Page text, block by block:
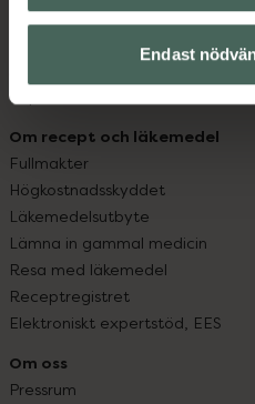
Endast
Kundklubb
Köpvillkor
Om recept och läkemedel
Fullmakter
Högkostnadsskyddet
Läkemedelsutbyte
Lämna in gammal medicin
Resa med läkemedel
Receptregistret
Elektroniskt expertstöd, EES
Om oss
Pressrum